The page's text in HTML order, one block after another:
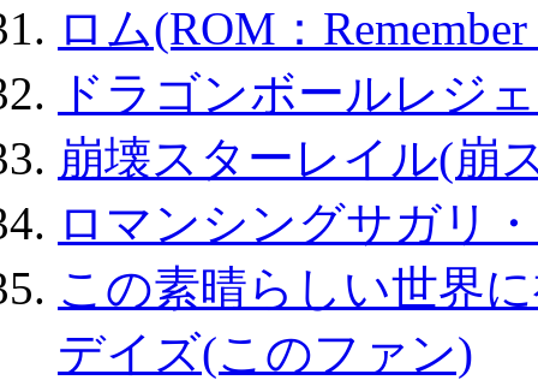
ロム(ROM：
ドラゴンボールレジ
崩壊スターレイル(崩
ロマンシングサガリ
この素晴らしい世界
デイズ(このファン)